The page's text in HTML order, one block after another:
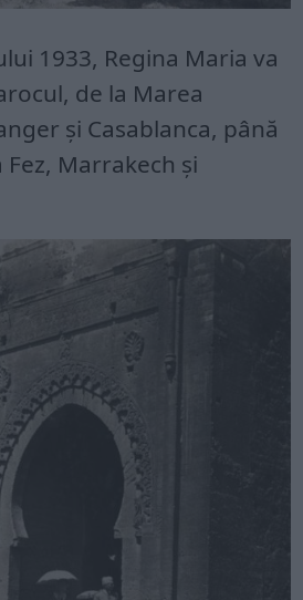
1933, Regina Maria va
de la Marea
și Casablanca, până
Marrakech și